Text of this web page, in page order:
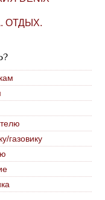
ОТДЫХ.
газовику